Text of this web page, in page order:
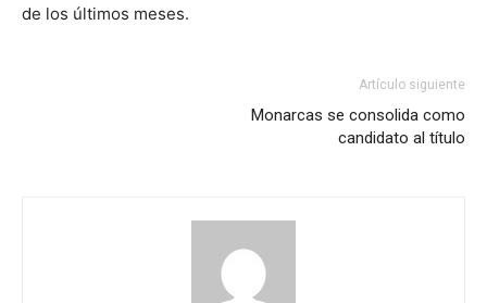
de los últimos meses.
Artículo siguiente
Monarcas se consolida como
candidato al título